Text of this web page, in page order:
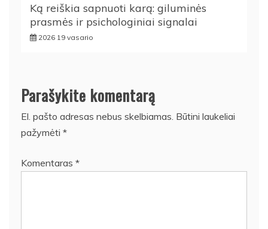
Ką reiškia sapnuoti karą: giluminės
prasmės ir psichologiniai signalai
2026 19 vasario
Parašykite komentarą
El. pašto adresas nebus skelbiamas. Būtini laukeliai
pažymėti *
Komentaras *